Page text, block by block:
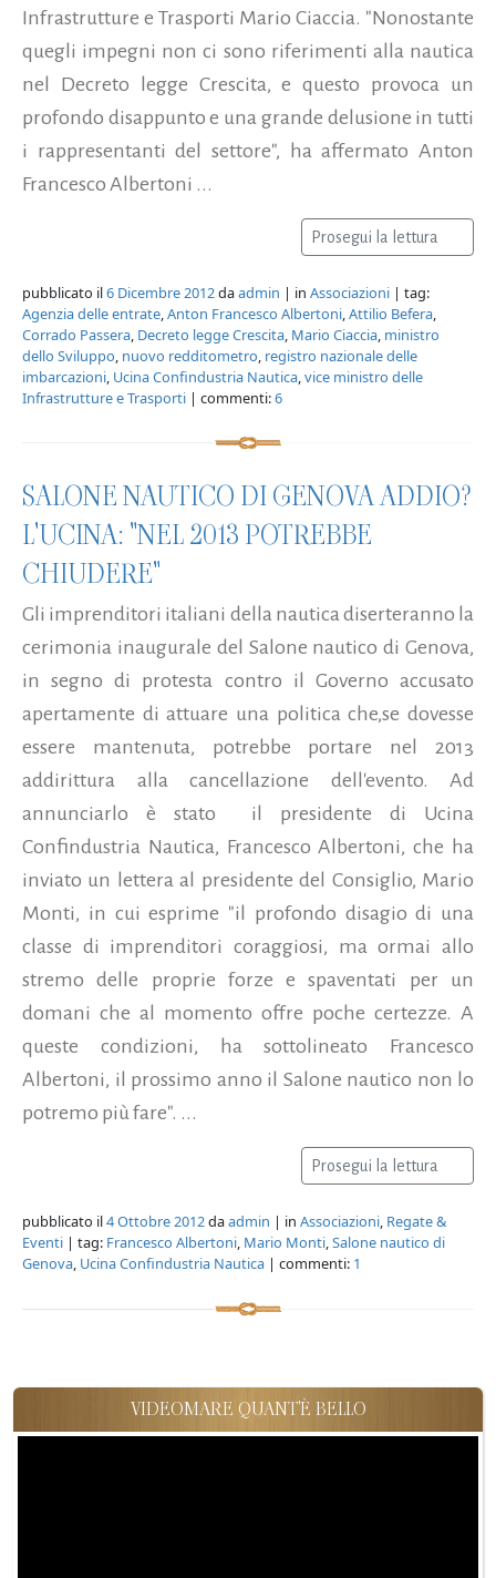
Infrastrutture e Trasporti Mario Ciaccia. "Nonostante
quegli impegni non ci sono riferimenti alla nautica
nel Decreto legge Crescita, e questo provoca un
profondo disappunto e una grande delusione in tutti
i rappresentanti del settore", ha affermato Anton
Francesco Albertoni ...
Prosegui la lettura
pubblicato il6 Dicembre 2012daadmin | in Associazioni | tag:
Agenzia delle entrate Anton Francesco Albertoni Attilio Befera
Corrado Passera Decreto legge Crescita Mario Ciaccia ministro
dello Sviluppo nuovo redditometro registro nazionale delle
imbarcazioni Ucina Confindustria Nautica vice ministro delle
Infrastrutture e Trasporti | commenti:6
SALONE NAUTICO DI GENOVA ADDIO?
L'UCINA: "NEL 2013 POTREBBE
CHIUDERE"
Gli imprenditori italiani della nautica diserteranno la
cerimonia inaugurale del Salone nautico di Genova,
in segno di protesta contro il Governo accusato
apertamente di attuare una politica che,se dovesse
essere mantenuta, potrebbe portare nel 2013
addirittura alla cancellazione dell'evento. Ad
annunciarlo è stato il presidente di Ucina
Confindustria Nautica, Francesco Albertoni, che ha
inviato un lettera al presidente del Consiglio, Mario
Monti, in cui esprime "il profondo disagio di una
classe di imprenditori coraggiosi, ma ormai allo
stremo delle proprie forze e spaventati per un
domani che al momento offre poche certezze. A
queste condizioni, ha sottolineato Francesco
Albertoni, il prossimo anno il Salone nautico non lo
potremo più fare". ...
Prosegui la lettura
pubblicato il4 Ottobre 2012daadmin | in Associazioni, Regate &
Eventi | tag: Francesco Albertoni, Mario Monti,Salone nautico di
Genova, Ucina Confindustria Nautica | commenti: 1
VIDEOMARE QUANT'È BELLO